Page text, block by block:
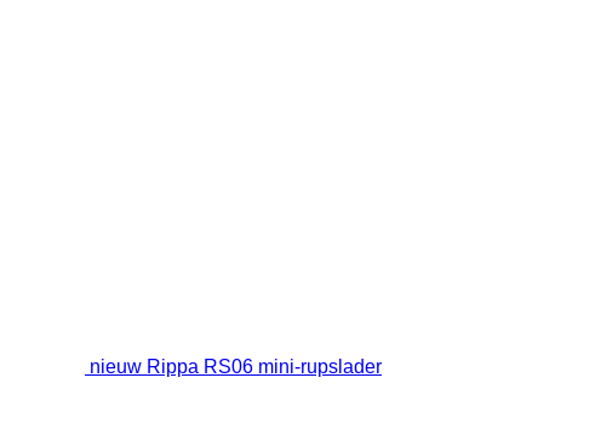
nieuw Rippa RS06 mini-rupslader